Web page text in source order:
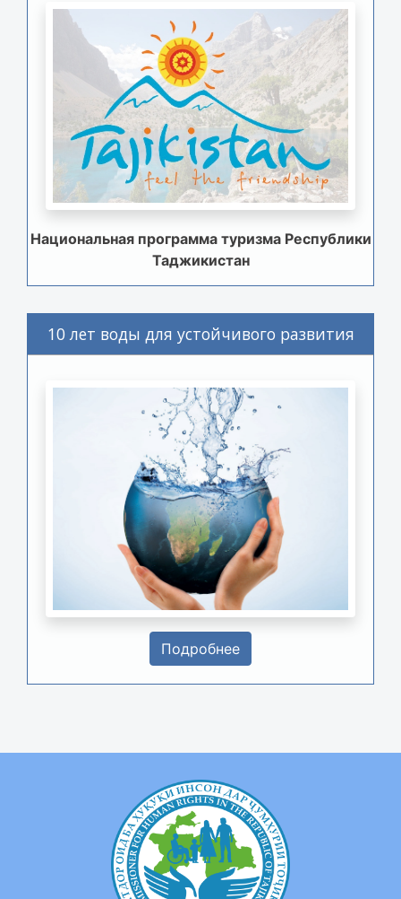
Национальная программа туризма Республики
Таджикистан
10 лет воды для устойчивого развития
Подробнее